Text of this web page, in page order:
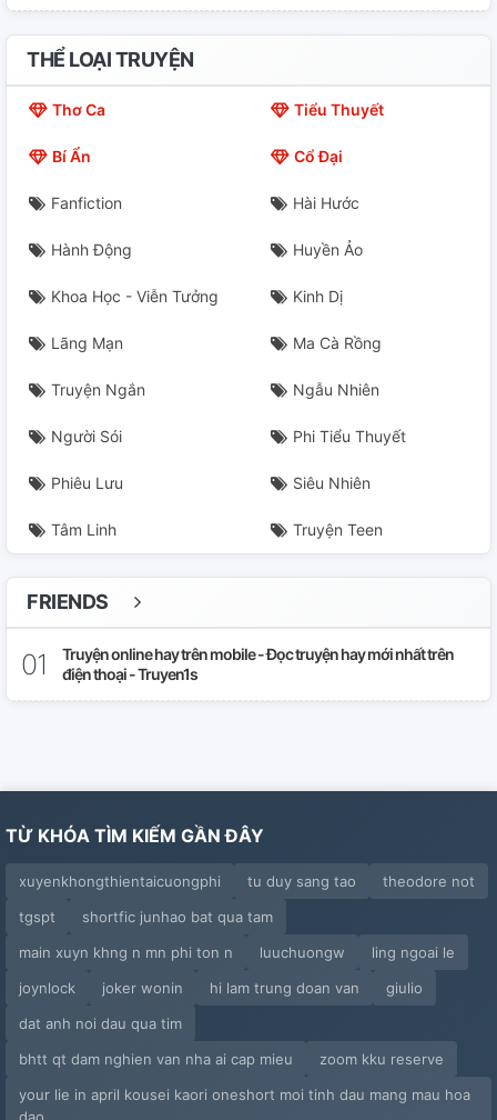
20.
21.
25.
26.
27.
28.
29.
30.
32.
33.
36.
37.
39.
40.
41.
THỂ LOẠI TRUYỆN
Thơ Ca Tiểu Thuyết
Bí Ẩn Cổ Đại
Fanfiction Hài Hước
Hành Động Huyền Ảo
Khoa Học - Viễn Tưởng Kinh Dị
Lãng Mạn Ma Cà Rồng
Truyện Ngắn Ngẫu Nhiên
Người Sói Phi Tiểu Thuyết
Phiêu Lưu Siêu Nhiên
Tâm Linh Truyện Teen
FRIENDS
Truyện online hay trên mobile - Đọc truyện hay mới nhất trên
điện thoại - Truyen1s
TỪ KHÓA TÌM KIẾM GẦN ĐÂY
xuyenkhongthientaicuongphi tu duy sang tao
theodore not
tgspt
shortfic junhao bat qua tam
main xuyn khng n mn phi ton n
luuchuongw
ling ngoai le
joynlock
joker wonin hi lam trung doan van
giulio
dat anh noi dau qua tim
bhtt qt dam nghien van nha ai cap mieu
zoom kku reserve
your lie in april kousei kaori oneshort moi tinh dau mang mau hoa